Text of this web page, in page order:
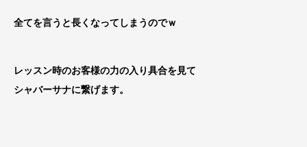
全てを言うと長くなってしまうのでｗ
レッスン時のお客様の力の入り具合を見て
シャバーサナに繋げます。